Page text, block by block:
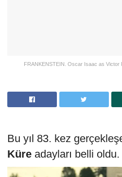
FRANKENSTEIN. Oscar Isaac as
Bu yıl 83. kez
Küre adayları belli oldu.